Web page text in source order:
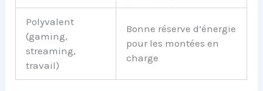
Polyvalent
(gaming,
streaming,
travail)
Bonne réserve d’énergie
pour les montées en
charge